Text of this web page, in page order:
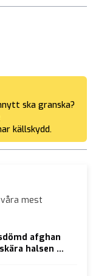
ska granska?
källskydd.
mest
afghan
halsen av